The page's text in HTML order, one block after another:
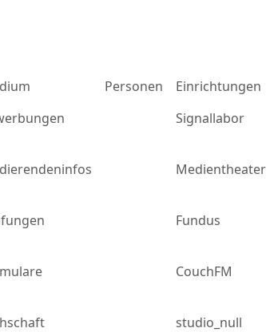
Personen
Einrichtungen
Signallabor
Medientheater
Fundus
CouchFM
studio_null